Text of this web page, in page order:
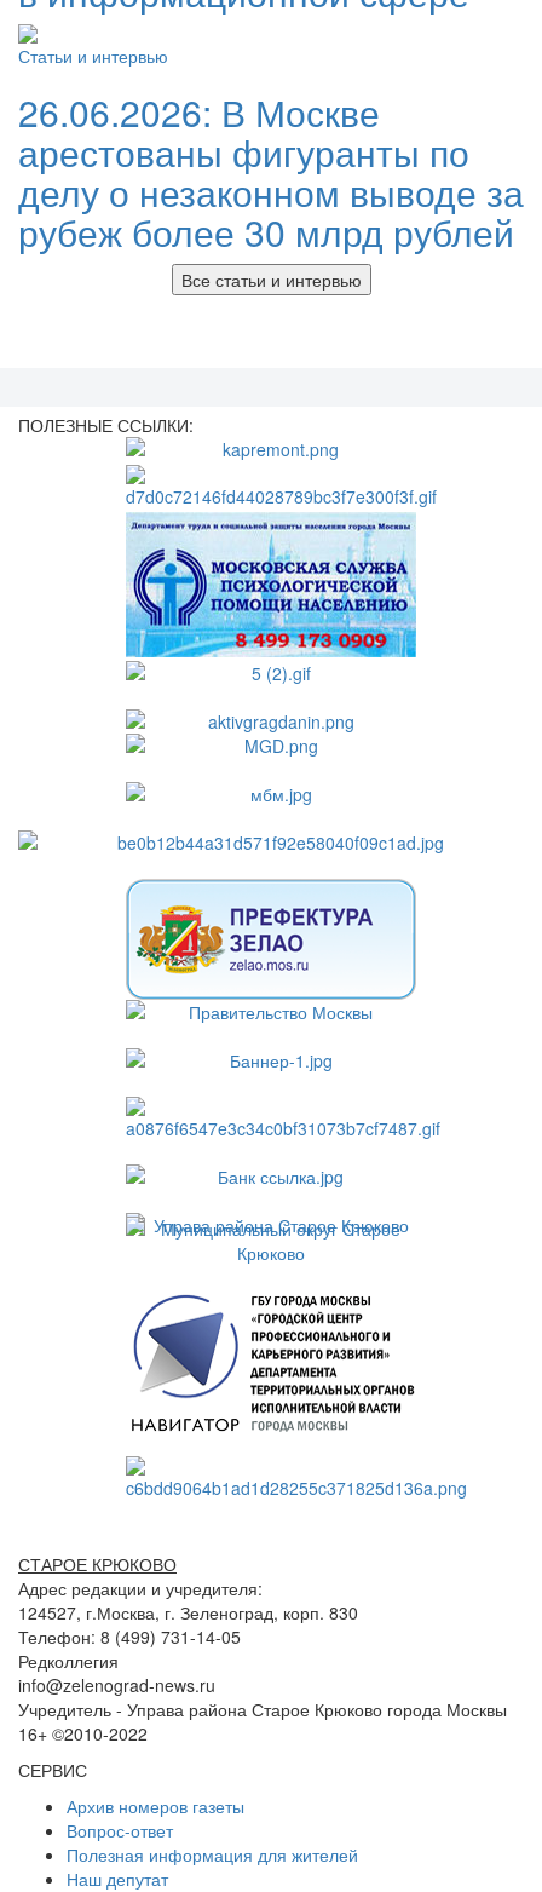
Статьи и интервью
26.06.2026: В Москве
арестованы фигуранты по
делу о незаконном выводе за
рубеж более 30 млрд рублей
Все статьи и интервью
ПОЛЕЗНЫЕ ССЫЛКИ:
СТАРОЕ КРЮКОВО
Адрес редакции и учредителя:
124527, г.Москва, г. Зеленоград, корп. 830
Телефон: 8 (499) 731-14-05
Редколлегия
info@zelenograd-news.ru
Учредитель - Управа района Старое Крюково города Москвы
16+ ©2010-2022
СЕРВИС
Архив номеров газеты
Вопрос-ответ
Полезная информация для жителей
Наш депутат